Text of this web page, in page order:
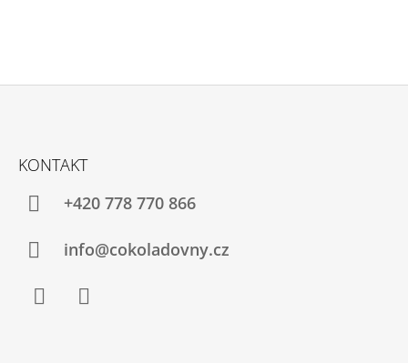
KONTAKT
+420 778 770 866
info@cokoladovny.cz